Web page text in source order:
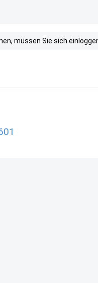
müssen Sie sich